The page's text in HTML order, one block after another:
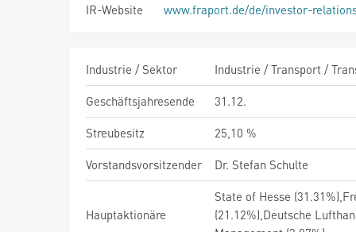
IR-Website
www.fraport.de/de/investor-
Industrie / Sektor
Industrie / Transport /
Geschäftsjahresende
31.12.
Streubesitz
25,10 %
Vorstandsvorsitzender
Dr. Stefan Schulte
Hauptaktionäre
State of Hesse
(21.12%),Deutsche